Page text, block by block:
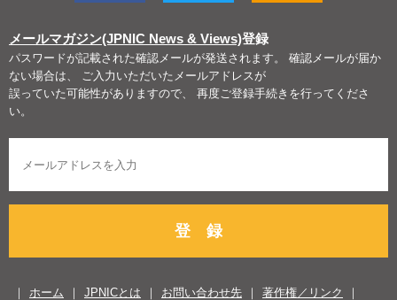
メールマガジン(JPNIC News & Views)登録
パスワードが記載された確認メールが発送されます。 確認メールが届か
ない場合は、 ご入力いただいたメールアドレスが
誤っていた可能性がありますので、 再度ご登録手続きを行ってくださ
い。
登 録
ホーム JPNICとは お問い合わせ先
著作権／リンク